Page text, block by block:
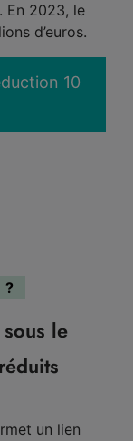
En 2023, le
d’euros.
10
le
un lien